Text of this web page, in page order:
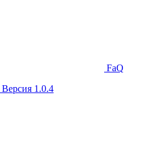
FaQ
Версия 1.0.4